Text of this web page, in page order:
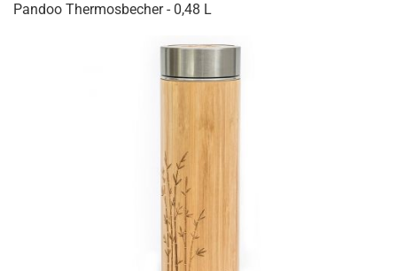
Pandoo Thermosbecher - 0,48 L